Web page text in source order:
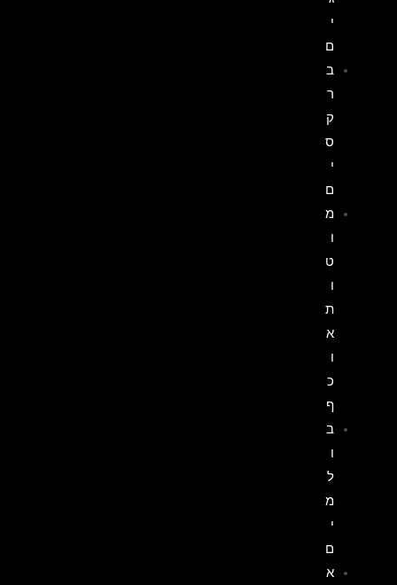
י
ם
ב
ר
ק
ס
י
ם
מ
ו
ט
ו
ת
א
ו
כ
ף
ב
ו
ל
מ
י
ם
א